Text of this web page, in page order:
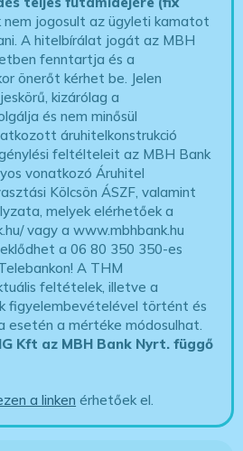
nem jogosult az ügyleti kamatot
A hitelbírálat jogát az MBH
fenntartja és a
önerőt kérhet be. Jelen
kizárólag a
és nem minősül
áruhitelkonstrukció
feltélteleit az MBH Bank
vonatkozó Áruhitel
Kölcsön ÁSZF, valamint
melyek elérhetőek a
vagy a www.mbhbank.hu
a 06 80 350 350-es
A THM
feltételek, illetve a
figyelembevételével történt és
a mértéke módosulhat.
Kft az MBH Bank Nyrt. függő
a linken érhetőek el.